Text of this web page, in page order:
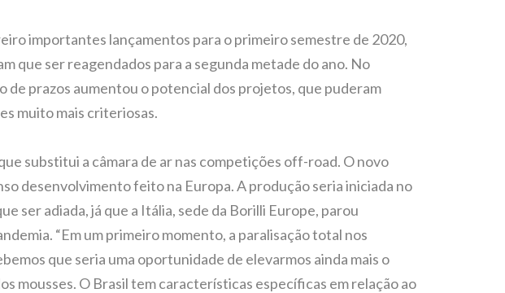
importantes lançamentos para o primeiro semestre de 2020,
que ser reagendados para a segunda metade do ano. No
de prazos aumentou o potencial dos projetos, que puderam
muito mais criteriosas.
substitui a câmara de ar nas competições off-road. O novo
desenvolvimento feito na Europa. A produção seria iniciada no
ser adiada, já que a Itália, sede da Borilli Europe, parou
“Em um primeiro momento, a paralisação total nos
que seria uma oportunidade de elevarmos ainda mais o
mousses. O Brasil tem características específicas em relação ao